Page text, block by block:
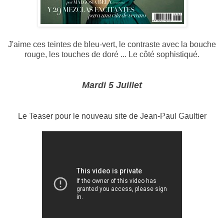
J'aime ces teintes de bleu-vert, le contraste avec la bouche
rouge, les touches de doré ... Le côté sophistiqué.
Mardi 5 Juillet
Le Teaser pour le nouveau site de Jean-Paul Gaultier